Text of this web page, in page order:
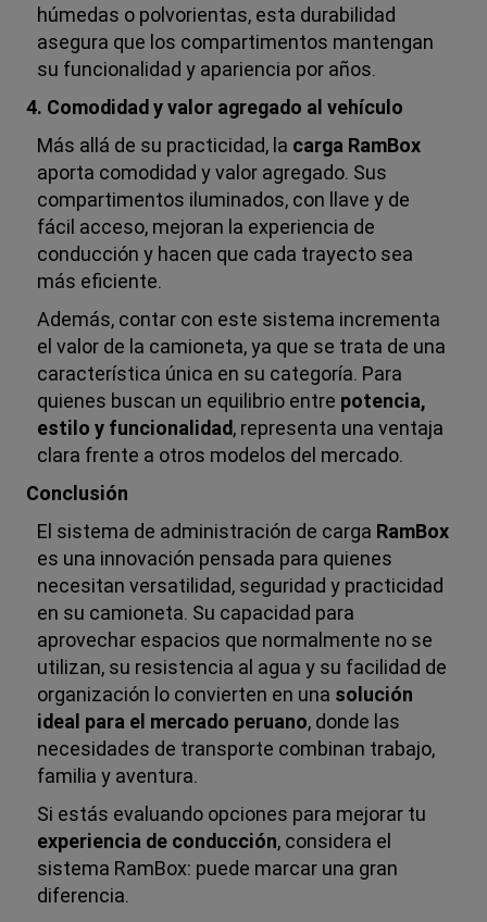
húmedas o polvorientas, esta durabilidad
asegura que los compartimentos mantengan
su funcionalidad y apariencia por años.
4. Comodidad y valor agregado al vehículo
Más allá de su practicidad, la carga RamBox
aporta comodidad y valor agregado. Sus
compartimentos iluminados, con llave y de
fácil acceso, mejoran la experiencia de
conducción y hacen que cada trayecto sea
más eficiente.
Además, contar con este sistema incrementa
el valor de la camioneta, ya que se trata de una
característica única en su categoría. Para
quienes buscan un equilibrio entre potencia,
estilo y funcionalidad, representa una ventaja
clara frente a otros modelos del mercado.
Conclusión
El sistema de administración de carga RamBox
es una innovación pensada para quienes
necesitan versatilidad, seguridad y practicidad
en su camioneta. Su capacidad para
aprovechar espacios que normalmente no se
utilizan, su resistencia al agua y su facilidad de
organización lo convierten en una solución
ideal para el mercado peruano, donde las
necesidades de transporte combinan trabajo,
familia y aventura.
Si estás evaluando opciones para mejorar tu
experiencia de conducción, considera el
sistema RamBox: puede marcar una gran
diferencia.